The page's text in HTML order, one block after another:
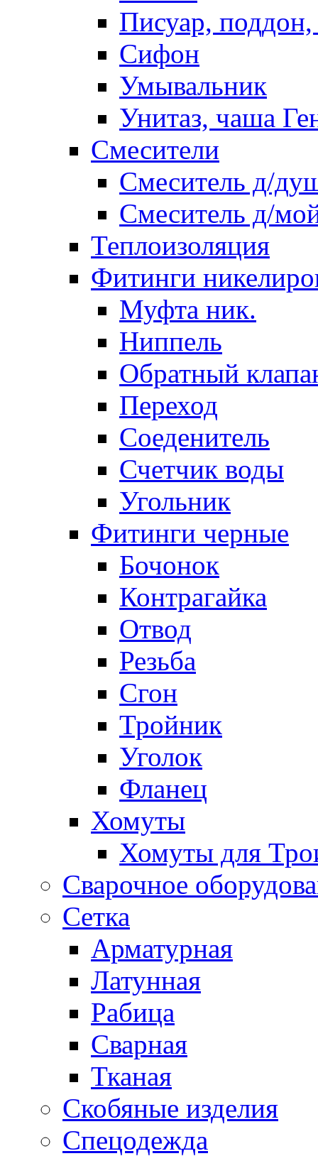
Писуар, поддон,
Сифон
Умывальник
Унитаз, чаша
Смесители
Смеситель д/
Смеситель д/
Теплоизоляция
Фитинги
Муфта ник.
Ниппель
Обратный
Переход
Соеденитель
Счетчик воды
Угольник
Фитинги черные
Бочонок
Контрагайка
Отвод
Резьба
Сгон
Тройник
Уголок
Фланец
Хомуты
Хомуты для
Сварочное
Сетка
Арматурная
Латунная
Рабица
Сварная
Тканая
Скобяные изделия
Спецодежда